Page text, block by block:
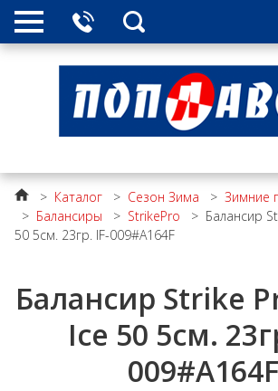
> Каталог > Сезон Зима > Зимние
> Балансиры > StrikePro > Балансир
50 5см. 23гр. IF-009#A164F
Балансир Strike
Ice 50 5см.
009#A164F